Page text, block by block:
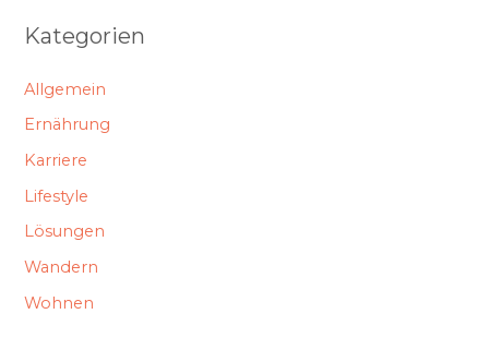
Kategorien
Allgemein
Ernährung
Karriere
Lifestyle
Lösungen
Wandern
Wohnen